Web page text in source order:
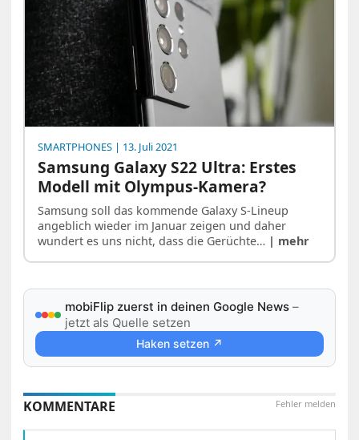
SMARTPHONES | 13. Juli 2021
Samsung Galaxy S22 Ultra: Erstes
Modell mit Olympus-Kamera?
Samsung soll das kommende Galaxy S-Lineup
angeblich wieder im Januar zeigen und daher
wundert es uns nicht, dass die Gerüchte… | mehr
mobiFlip zuerst in deinen Google News –
jetzt als Quelle setzen
Haken setzen ↗
Fehler melden
KOMMENTARE